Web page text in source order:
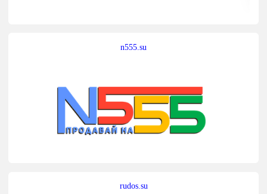
n555.su
rudos.su